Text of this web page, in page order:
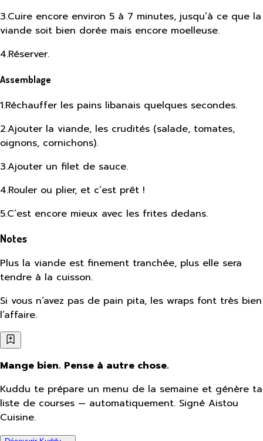
3.Cuire encore environ 5 à 7 minutes, jusqu’à ce que la
viande soit bien dorée mais encore moelleuse.
4.Réserver.
Assemblage
1.Réchauffer les pains libanais quelques secondes.
2.Ajouter la viande, les crudités (salade, tomates,
oignons, cornichons).
3.Ajouter un filet de sauce.
4.Rouler ou plier, et c’est prêt !
5.C’est encore mieux avec les frites dedans.
Notes
Plus la viande est finement tranchée, plus elle sera
tendre à la cuisson.
Si vous n’avez pas de pain pita, les wraps font très bien
l’affaire.
Mange bien. Pense à autre chose.
Kuddu te prépare un menu de la semaine et génère ta
liste de courses — automatiquement. Signé Aistou
Cuisine.